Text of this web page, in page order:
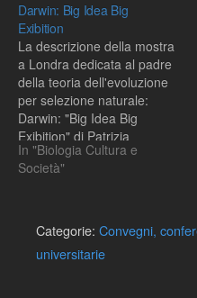
Darwin: Big Idea Big
Exibition
La descrizione della mostra
a Londra dedicata al padre
della teoria dell'evoluzione
per selezione naturale:
Darwin: "Big Idea Big
Exibition" di Patrizia
Martellini. Da sotto
scaricate l'intero testo.Da
In "Biologia Cultura e
Società"
Categorie: Convegni,
universitarie